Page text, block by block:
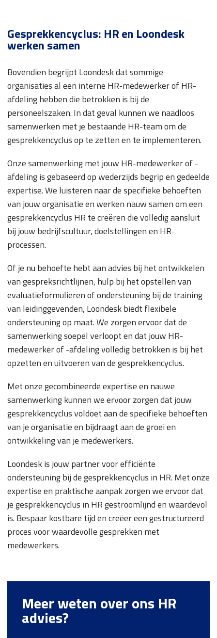
Gesprekkencyclus: HRen Loondesk
werken samen
Bovendien begrijpt Loondesk dat sommige
organisaties al een interne HR-medewerker of HR-
afdeling hebben die betrokken is bij de
personeelszaken. In dat geval kunnen we naadloos
samenwerken met je bestaande HR-team om de
gesprekkencyclus op te zetten en te implementeren.
Onze samenwerking met jouw HR-medewerker of -
afdeling is gebaseerd op wederzijds begrip en gedeelde
expertise. We luisteren naar de specifieke behoeften
van jouw organisatie en werken nauw samen om een
gesprekkencyclus HR te creëren die volledig aansluit
bij jouw bedrijfscultuur, doelstellingen en HR-
processen.
Of je nu behoefte hebt aan advies bij het ontwikkelen
van gespreksrichtlijnen, hulp bij het opstellen van
evaluatieformulieren of ondersteuning bij de training
van leidinggevenden, Loondesk biedt flexibele
ondersteuning op maat. We zorgen ervoor dat de
samenwerking soepel verloopt en dat jouw HR-
medewerker of -afdeling volledig betrokken is bij het
opzetten en uitvoeren van de gesprekkencyclus.
Met onze gecombineerde expertise en nauwe
samenwerking kunnen we ervoor zorgen dat jouw
gesprekkencyclus voldoet aan de specifieke behoeften
van je organisatie en bijdraagt aan de groei en
ontwikkeling van je medewerkers.
Loondesk is jouw partner voor efficiënte
ondersteuning bij de gesprekkencyclus in HR. Met onze
expertise en praktische aanpak zorgen we ervoor dat
je gesprekkencyclus in HR gestroomlijnd en waardevol
is. Bespaar kostbare tijd en creëer een gestructureerd
proces voor waardevolle gesprekken met
medewerkers.
Meer weten over ons HR
advies?